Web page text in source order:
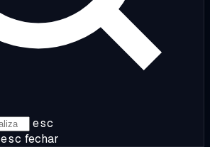
esc
esc fechar